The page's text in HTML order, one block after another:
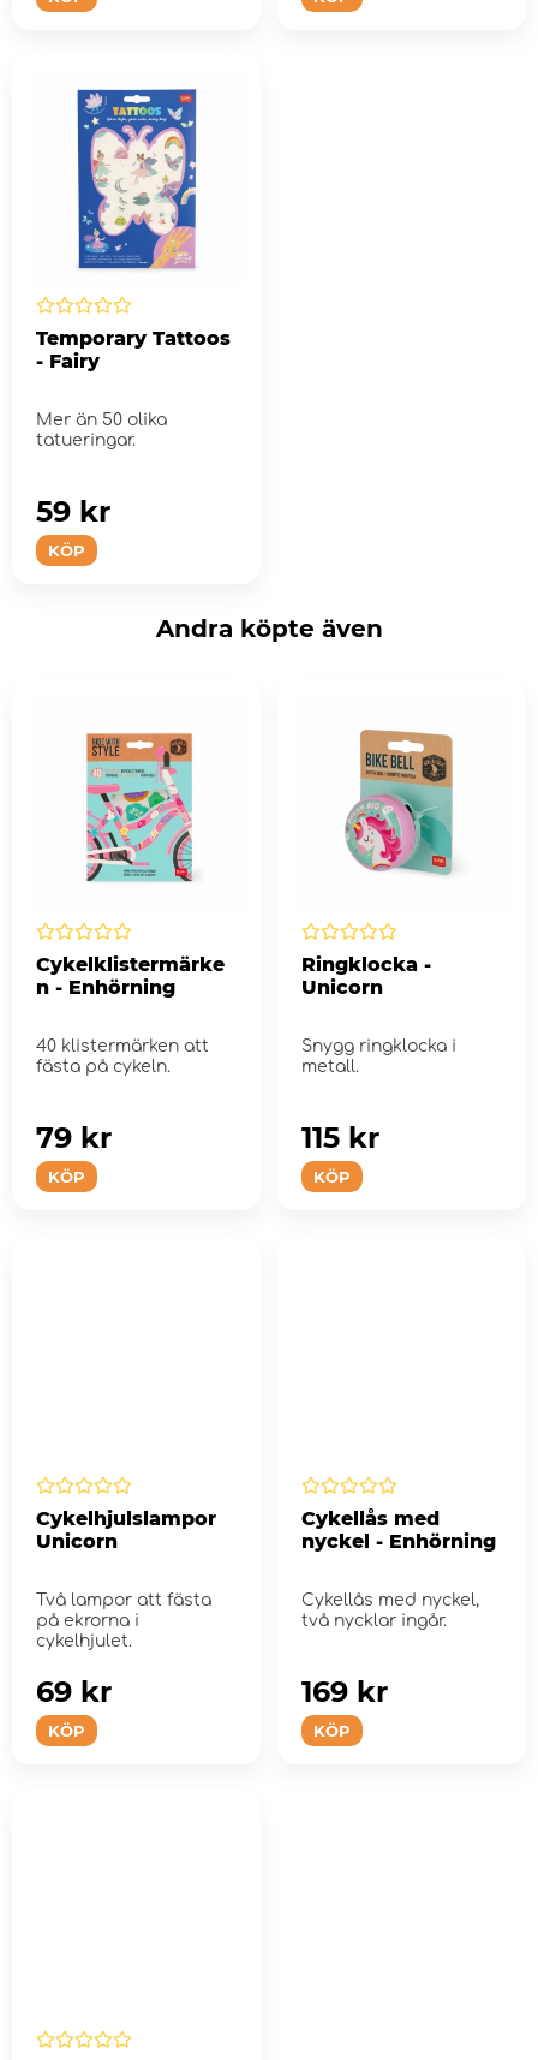
Temporary Tattoos
- Fairy
Mer än 50 olika
tatueringar.
KÖP
59 kr
Andra köpte även
Cykelklistermärke
n - Enhörning
40 klistermärken att
fästa på cykeln.
KÖP
79 kr
Ringklocka -
Unicorn
Snygg ringklocka i
metall.
KÖP
115 kr
Cykelhjulslampor
Unicorn
Två lampor att fästa
på ekrorna i
cykelhjulet.
KÖP
69 kr
Cykellås med
nyckel - Enhörning
Cykellås med nyckel,
två nycklar ingår.
KÖP
169 kr